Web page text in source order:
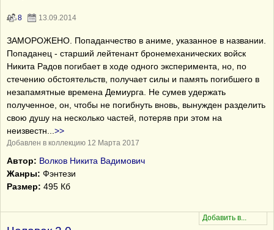
8 13.09.2014
ЗАМОРОЖЕНО. Попаданчество в аниме, указанное в названии.
Попаданец - старший лейтенант бронемеханических войск
Никита Радов погибает в ходе одного эксперимента, но, по
стечению обстоятельств, получает силы и память погибшего в
незапамятные времена Демиурга. Не сумев удержать
полученное, он, чтобы не погибнуть вновь, вынужден разделить
свою душу на несколько частей, потеряв при этом на
неизвестн
>>
Добавлен в коллекцию 12 Марта 2017
Автор: Волков Никита Вадимович
Жанры: Фэнтези
Размер: 495 Кб